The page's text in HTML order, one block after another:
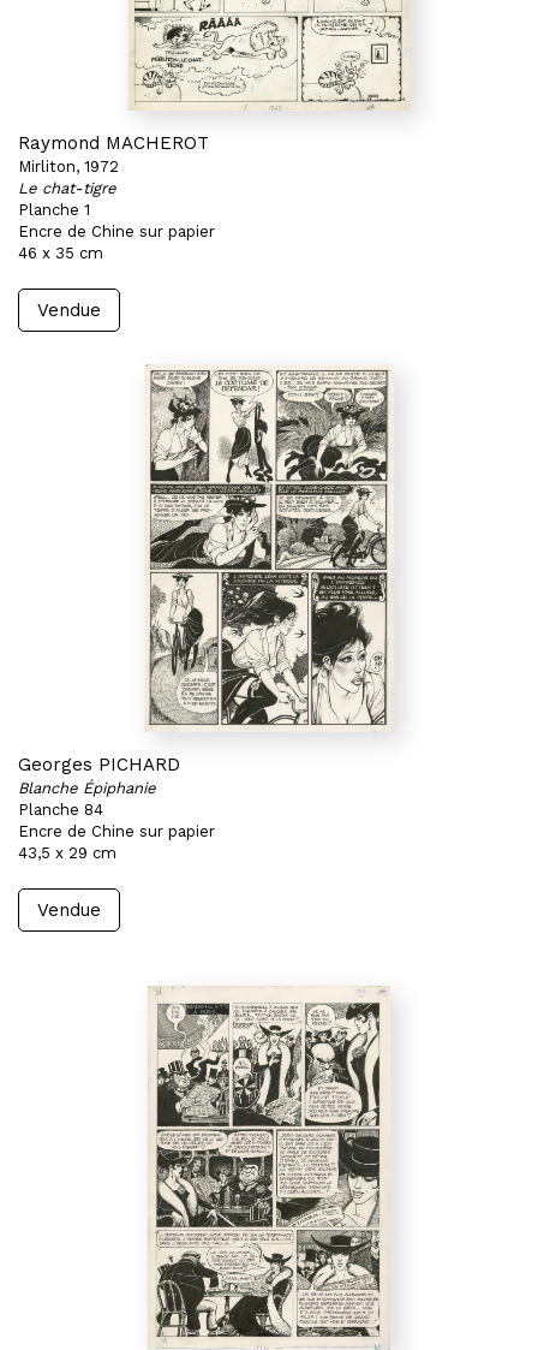
Raymond MACHEROT
Mirliton, 1972
Le chat-tigre
Planche 1
Encre de Chine sur papier
46 x 35 cm
Vendue
Georges PICHARD
Blanche Épiphanie
Planche 84
Encre de Chine sur papier
43,5 x 29 cm
Vendue